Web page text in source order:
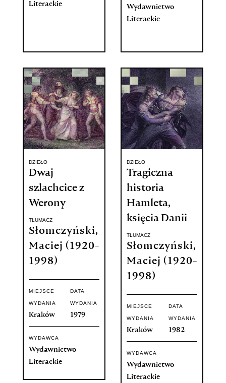
Literackie
Wydawnictwo
Literackie
DZIEŁO
Dwaj
szlachcice z
Werony
TŁUMACZ
Słomczyński,
Maciej (1920-
1998)
MIEJSCE
WYDANIA
Kraków
DATA
WYDANIA
1979
WYDAWCA
Wydawnictwo
Literackie
DZIEŁO
Tragiczna
historia
Hamleta,
księcia Danii
TŁUMACZ
Słomczyński,
Maciej (1920-
1998)
MIEJSCE
WYDANIA
Kraków
DATA
WYDANIA
1982
WYDAWCA
Wydawnictwo
Literackie